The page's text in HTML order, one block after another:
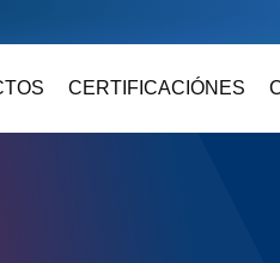
CERTIFICACIÓNES